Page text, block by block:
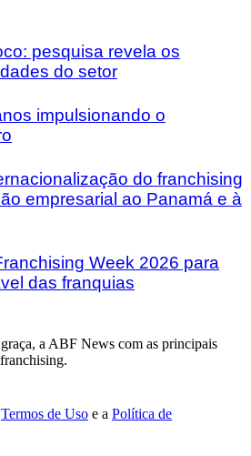
pesquisa revela os
do setor
impulsionando o
do franchising
empresarial ao Panamá e à
Week 2026 para
das franquias
a ABF News com as principais
Termos de Uso e a Política de